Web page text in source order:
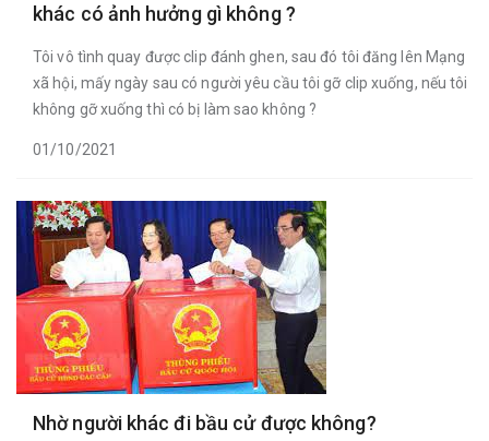
khác có ảnh hưởng gì không ?
Tôi vô tình quay được clip đánh ghen, sau đó tôi đăng lên Mạng
xã hội, mấy ngày sau có người yêu cầu tôi gỡ clip xuống, nếu tôi
không gỡ xuống thì có bị làm sao không ?
01/10/2021
Nhờ người khác đi bầu cử được không?